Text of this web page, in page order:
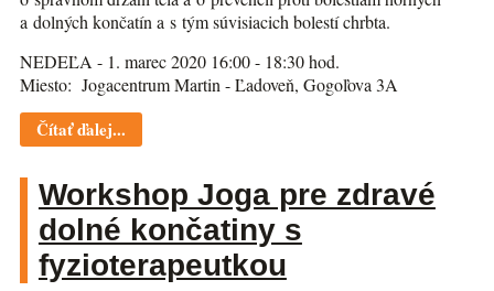
a dolných končatín a s tým súvisiacich bolestí chrbta.
NEDEĽA - 1. marec 2020 16:00 - 18:30 hod.
Miesto: Jogacentrum Martin - Ľadoveň, Gogoľova 3A
Čítať ďalej...
Workshop Joga pre zdravé
dolné končatiny s
fyzioterapeutkou